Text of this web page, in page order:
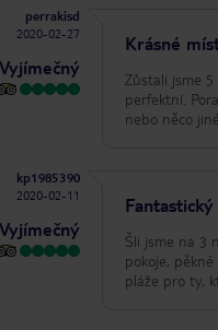
perrakisd
2020-02-27
Vyjímečný
Krásné
Zůstali jsme
perfektní.
nebo něco
kp1985390
2020-02-11
Vyjímečný
Šli jsme na 3
pokoje,
pláže pro ty,